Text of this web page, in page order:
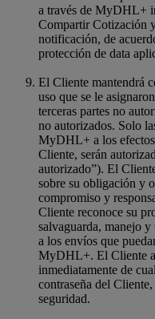
a través de MyDHL+
Compartir Cotización
notificación, de
protección de data
El Cliente mantendrá
uso que se le
terceras partes no
no autorizados. Solo
MyDHL+ a los efectos
Cliente, serán
autorizado”). El
sobre su obligación y
compromiso y
Cliente reconoce su
salvaguarda, manejo
a los envíos que
MyDHL+. El Cliente
inmediatamente de
contraseña del
seguridad.